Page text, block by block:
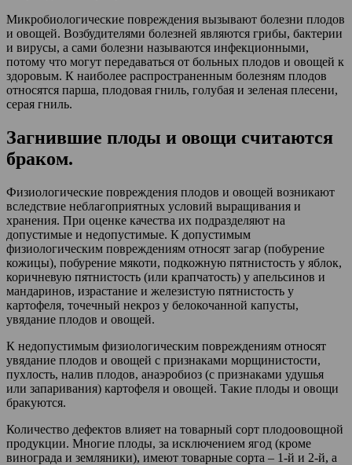
Микробиологические повреждения вызывают болезни плодов
и овощей. Возбудителями болезней являются грибы, бактерии
и вирусы, а сами болезни называются инфекционными,
потому что могут передаваться от больных плодов и овощей к
здоровым. К наиболее распространенным болезням плодов
относятся парша, плодовая гниль, голубая и зеленая плесени,
серая гниль.
Загнившие плоды и овощи считаются
браком.
Физиологические повреждения плодов и овощей возникают
вследствие неблагоприятных условий выращивания и
хранения. При оценке качества их подразделяют на
допустимые и недопустимые. К допустимым
физиологическим повреждениям относят загар (побурение
кожицы), побурение мякоти, подкожную пятнистость у яблок,
коричневую пятнистость (или крапчатость) у апельсинов и
мандаринов, израстание и железистую пятнистость у
картофеля, точечный некроз у белокочанной капусты,
увядание плодов и овощей.
К недопустимым физиологическим повреждениям относят
увядание плодов и овощей с признаками морщинистости,
пухлость, налив плодов, анаэробиоз (с признаками удушья
или запаривания) картофеля и овощей. Такие плоды и овощи
бракуются.
Количество дефектов влияет на товарный сорт плодоовощной
продукции. Многие плоды, за исключением ягод (кроме
винограда и земляники), имеют товарные сорта – 1-й и 2-й, а